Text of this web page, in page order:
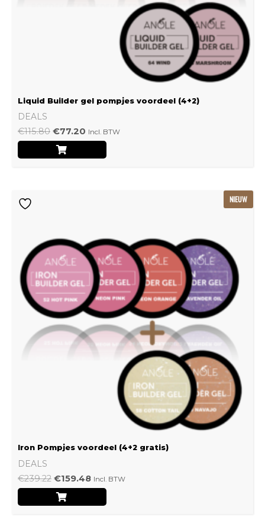
Liquid Builder gel pompjes voordeel (4+2)
DEALS
€115.80 €77.20 Incl. BTW
NIEUW
Iron Pompjes voordeel (4+2 gratis)
DEALS
€239.22 €159.48 Incl. BTW